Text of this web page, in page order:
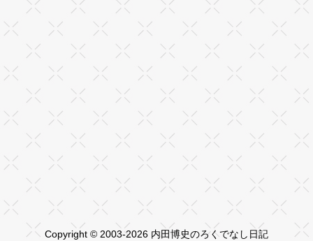
Copyright © 2003-2026 内田博史のろくでなし日記